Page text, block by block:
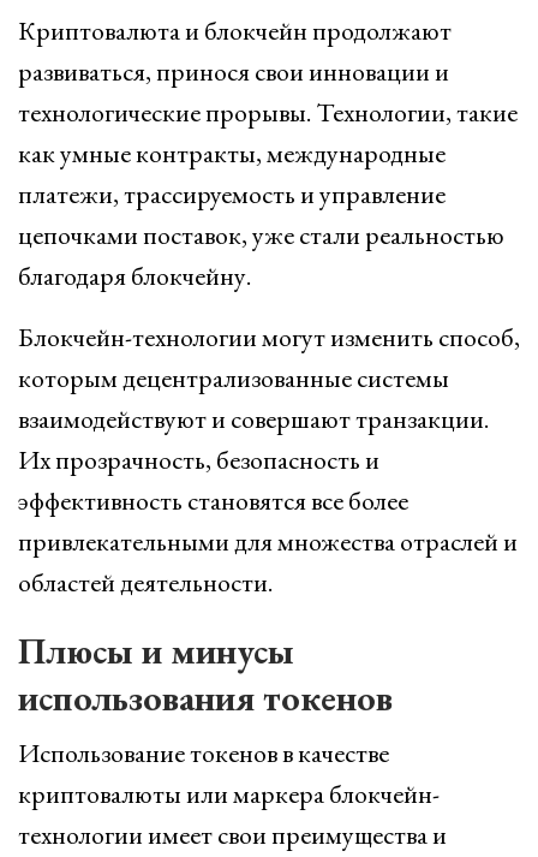
Криптовалюта и блокчейн продолжают
развиваться, принося свои инновации и
технологические прорывы. Технологии, такие
как умные контракты, международные
платежи, трассируемость и управление
цепочками поставок, уже стали реальностью
благодаря блокчейну.
Блокчейн-технологии могут изменить способ,
которым децентрализованные системы
взаимодействуют и совершают транзакции.
Их прозрачность, безопасность и
эффективность становятся все более
привлекательными для множества отраслей и
областей деятельности.
Плюсы и минусы
использования токенов
Использование токенов в качестве
криптовалюты или маркера блокчейн-
технологии имеет свои преимущества и